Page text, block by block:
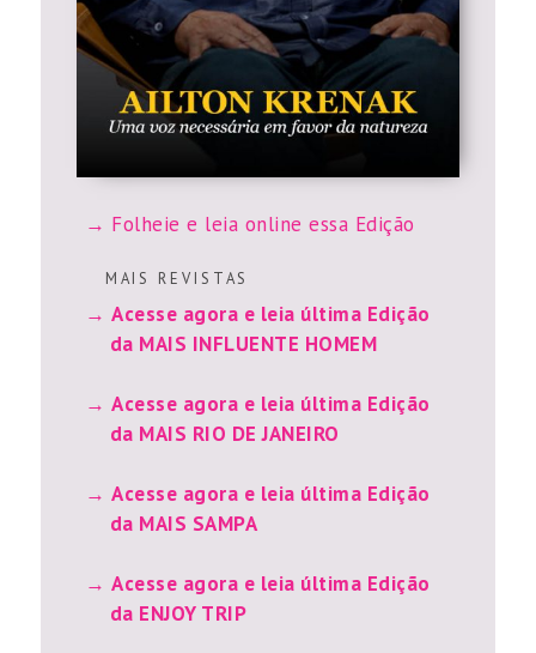
Folheie e leia online essa Edição
M A I S R E V I S T A S
Acesse agora e leia última Edição
da MAIS INFLUENTE HOMEM
Acesse agora e leia última Edição
da MAIS RIO DE JANEIRO
Acesse agora e leia última Edição
da MAIS SAMPA
Acesse agora e leia última Edição
da ENJOY TRIP